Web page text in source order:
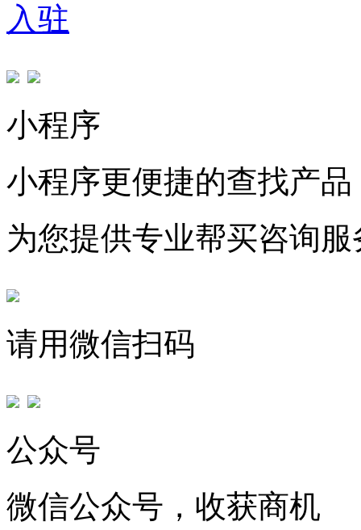
入驻
小程序
小程序更便捷的查找产品
为您提供专业帮买咨询服
请用微信扫码
公众号
微信公众号，收获商机